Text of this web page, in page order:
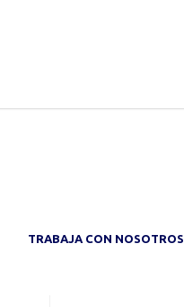
TRABAJA CON NOSOTROS